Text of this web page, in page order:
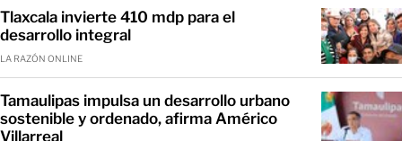
Tlaxcala invierte 410 mdp para el
desarrollo integral
LA RAZÓN ONLINE
Tamaulipas impulsa un desarrollo urbano
sostenible y ordenado, afirma Américo
Villarreal